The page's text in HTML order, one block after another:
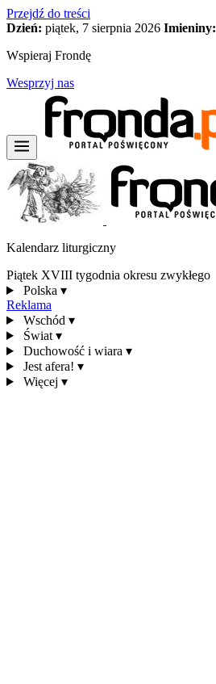
Przejdź do treści
Dzień: piątek, 7 sierpnia 2026 Imieniny:
Wspieraj Frondę
Wesprzyj nas
Kalendarz liturgiczny
Piątek XVIII tygodnia okresu zwykłego
Polska ▾
Reklama
Wschód ▾
Świat ▾
Duchowość i wiara ▾
Jest afera! ▾
Więcej ▾